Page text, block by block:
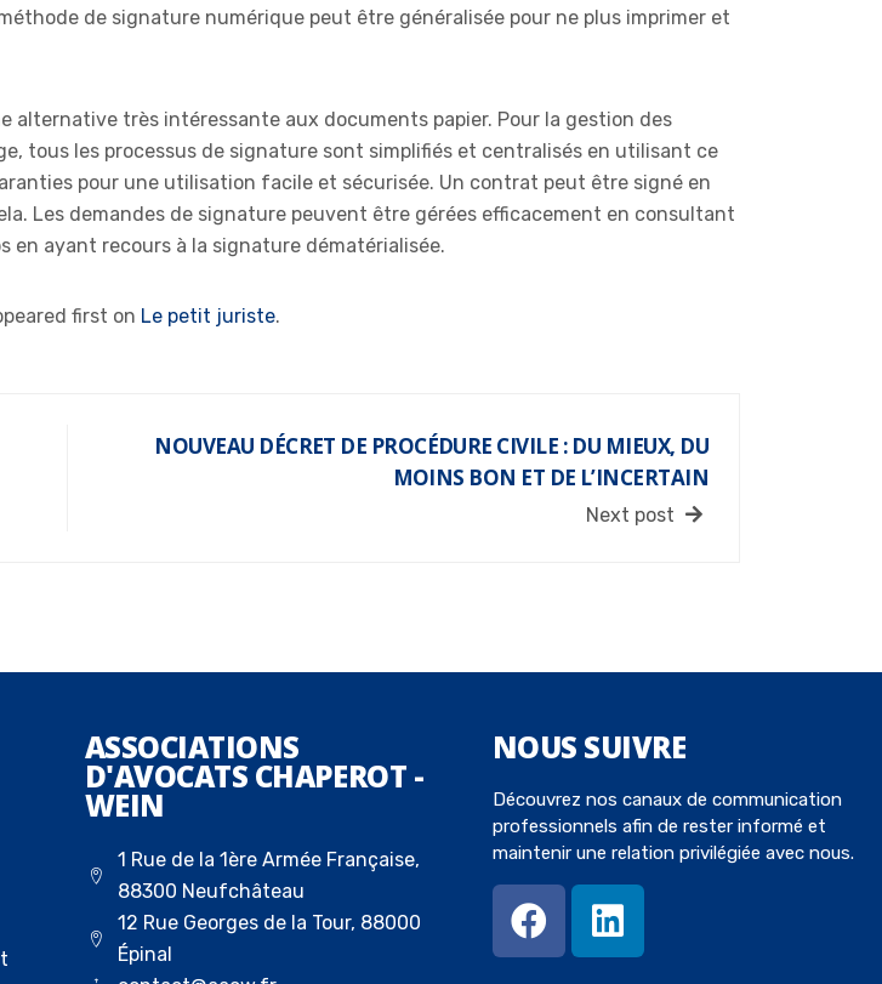
de signature numérique peut être généralisée pour ne plus imprimer et
alternative très intéressante aux documents papier. Pour la gestion des
tous les processus de signature sont simplifiés et centralisés en utilisant ce
pour une utilisation facile et sécurisée. Un contrat peut être signé en
Les demandes de signature peuvent être gérées efficacement en consultant
ayant recours à la signature dématérialisée.
first on Le petit juriste.
NOUVEAU DÉCRET DE PROCÉDURE CIVILE : DU MIEUX, DU
MOINS BON ET DE L’INCERTAIN
Next post
ASSOCIATIONS
D'AVOCATS CHAPEROT -
WEIN
1 Rue de la 1ère Armée Française,
88300 Neufchâteau
12 Rue Georges de la Tour, 88000
Épinal
NOUS SUIVRE
Découvrez nos canaux de communication
professionnels afin de rester informé et
maintenir une relation privilégiée avec nous.